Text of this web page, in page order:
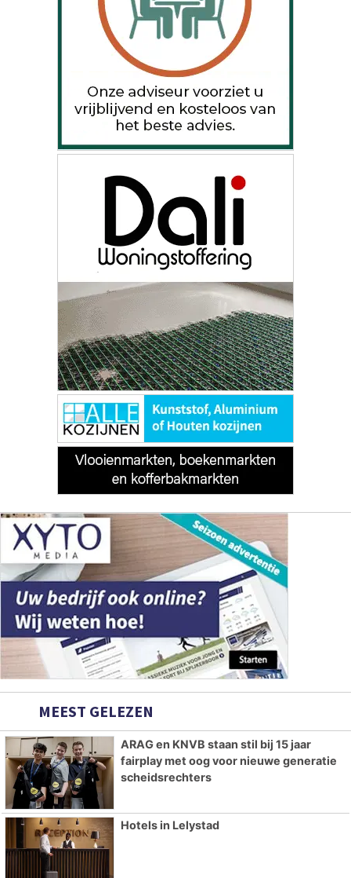
MEEST GELEZEN
ARAG en KNVB staan stil bij 15 jaar
fairplay met oog voor nieuwe generatie
scheidsrechters
Hotels in Lelystad